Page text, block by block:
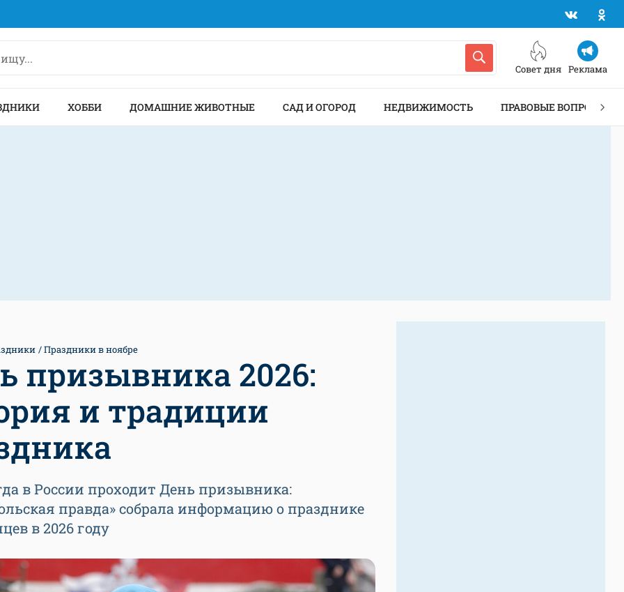
Совет дня Реклама
ХОББИ ДОМАШНИЕ ЖИВОТНЫЕ САД И ОГОРОД НЕДВИЖИМОСТЬ ПРАВОВЫЕ ВОПРОСЫ
Праздники в ноябре
призывника 2026:
и традиции
в России проходит День призывника:
правда» собрала информацию о празднике
в 2026 году